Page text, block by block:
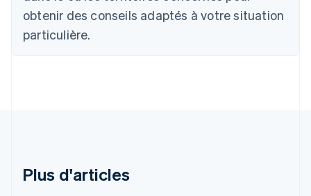
obtenir des conseils adaptés à votre situation
particulière.
Plus d'articles
Chypre
English
Croatie
EnglishItaliano
English